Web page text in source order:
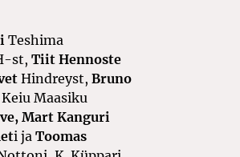
Teshima
st, Tiit Hennoste
Hindreyst, Bruno
Keiu Maasiku
Mart Kanguri
i ja Toomas